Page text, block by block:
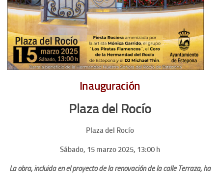
Inauguración
Plaza del Rocío
Plaza del Rocío
Sábado, 15 marzo 2025, 13:00 h
La obra, incluida en el proyecto de la renovación de la calle Terraza, ha